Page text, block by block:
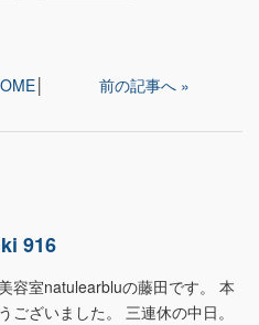
前の記事へ »
916
容室natulearbluの藤田です。 本
ございました。 三連休の中日。